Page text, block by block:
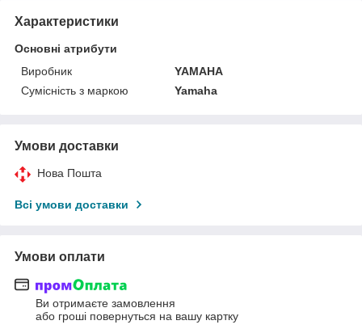
Характеристики
Основні атрибути
Виробник
YAMAHA
Сумісність з маркою
Yamaha
Умови доставки
Нова Пошта
Всі умови доставки
Умови оплати
Ви отримаєте замовлення
або гроші повернуться на вашу картку